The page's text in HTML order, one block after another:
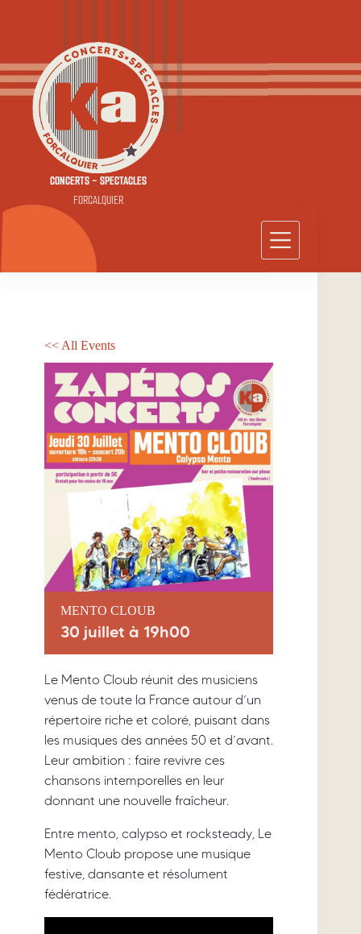
CONCERTS - SPECTACLES
FORCALQUIER
<< All Events
MENTO CLOUB
30 juillet à 19h00
Le Mento Cloub réunit des musiciens
venus de toute la France autour d’un
répertoire riche et coloré, puisant dans
les musiques des années 50 et d’avant.
Leur ambition : faire revivre ces
chansons intemporelles en leur
donnant une nouvelle fraîcheur.
Entre mento, calypso et rocksteady, Le
Mento Cloub propose une musique
festive, dansante et résolument
fédératrice.